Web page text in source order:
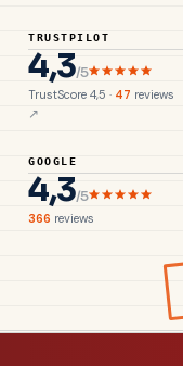
TRUSTPILOT
4,3/5
TrustScore 4,5 · 47 reviews
GOOGLE
4,3/5
366 reviews